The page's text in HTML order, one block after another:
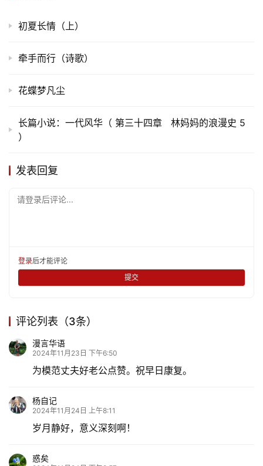
初夏长情（上）
牵手而行（诗歌）
花蝶梦凡尘
长篇小说：一代风华（ 第三十四章 林妈妈的浪漫史 5
）
发表回复
请登录后评论...
登录后才能评论
提交
评论列表（3条）
漫言华语
2024年11月23日 下午6:50
为模范丈夫好老公点赞。祝早日康复。
杨自记
2024年11月24日 上午8:11
岁月静好，意义深刻啊！
惑矣